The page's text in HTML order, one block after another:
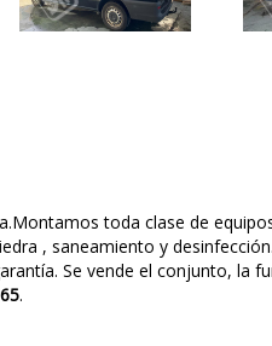
toda clase de
, saneamiento y
Se vende el conjunto, la
.